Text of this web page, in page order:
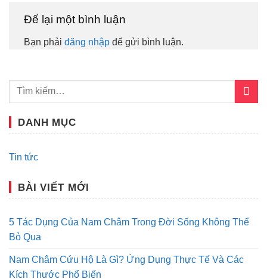
Để lại một bình luận
Bạn phải đăng nhập để gửi bình luận.
DANH MỤC
Tin tức
BÀI VIẾT MỚI
5 Tác Dụng Của Nam Châm Trong Đời Sống Không Thể
Bỏ Qua
Nam Châm Cứu Hộ Là Gì? Ứng Dụng Thực Tế Và Các
Kích Thước Phổ Biến